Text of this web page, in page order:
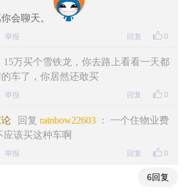
会聊天。
0
举报 回复
15万买个雪铁龙，你去路上看看一天都
车了，你居然还敢买
0
举报 回复
回复 rainbow22603 ： 一个住物业费
应该买这种车啊
0
举报 回复
6回复